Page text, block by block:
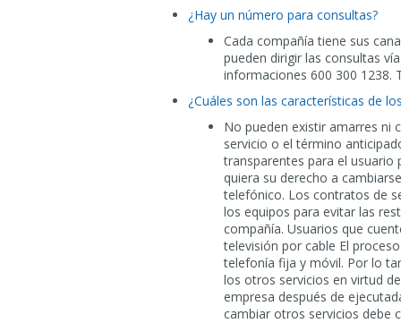
¿Hay un número para consultas?
Cada compañía tiene sus
pueden dirigir las consultas
informaciones 600 300 1238.
¿Cuáles son las características de
No pueden existir amarres ni
servicio o el término
transparentes para el usuario
quiera su derecho a
telefónico. Los contratos de
los equipos para evitar las
compañía. Usuarios que
televisión por cable El
telefonía fija y móvil. Por lo
los otros servicios en virtud
empresa después de
cambiar otros servicios debe